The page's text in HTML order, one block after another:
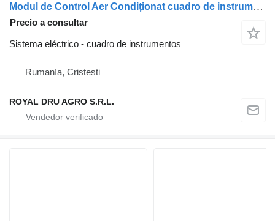
Modul de Control Aer Condiționat cuadro de instrumentos para Spheros Volvo 22035282 camión
Precio a consultar
Sistema eléctrico - cuadro de instrumentos
Rumanía, Cristesti
ROYAL DRU AGRO S.R.L.